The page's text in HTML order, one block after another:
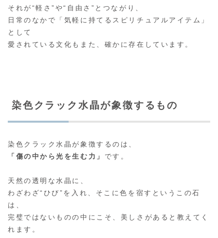
それが“軽さ”や“自由さ”とつながり、
日常のなかで「気軽に持てるスピリチュアルアイテム」
として
愛されている文化もまた、確かに存在しています。
染色クラック水晶が象徴するもの
染色クラック水晶が象徴するのは、
「傷の中から光を生む力」 です。
天然の透明な水晶に、
わざわざ“ひび”を入れ、そこに色を宿すというこの石
は、
完璧ではないものの中にこそ、美しさがあると教えてく
れます。